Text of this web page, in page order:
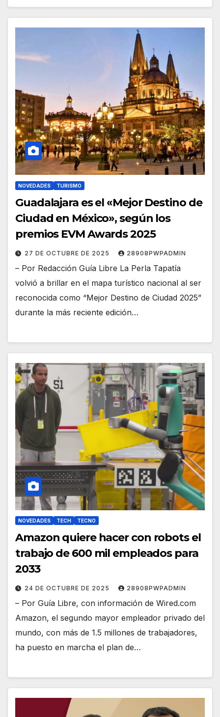
NOVEDADES TURISMO
Guadalajara es el «Mejor Destino de
Ciudad en México», según los
premios EVM Awards 2025
27 DE OCTUBRE DE 2025 28908PWPADMIN
– Por Redacción Guía Libre La Perla Tapatía
volvió a brillar en el mapa turístico nacional al ser
reconocida como “Mejor Destino de Ciudad 2025”
durante la más reciente edición…
NOVEDADES TECH TECNO
Amazon quiere hacer con robots el
trabajo de 600 mil empleados para
2033
24 DE OCTUBRE DE 2025 28908PWPADMIN
– Por Guía Libre, con información de Wired.com
Amazon, el segundo mayor empleador privado del
mundo, con más de 1.5 millones de trabajadores,
ha puesto en marcha el plan de…